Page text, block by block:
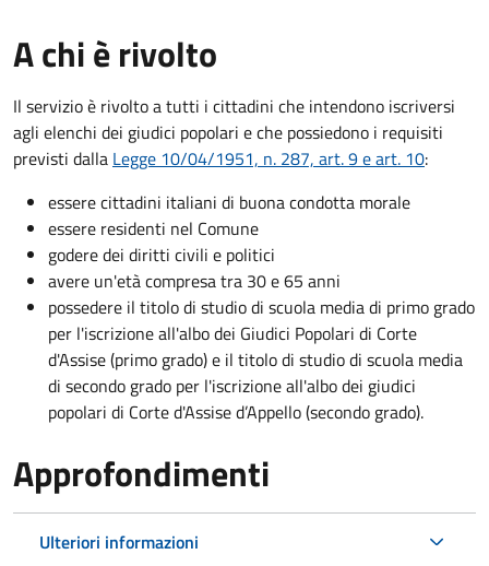
A chi è rivolto
Il servizio è rivolto a tutti i cittadini che intendono iscriversi
agli elenchi dei giudici popolari e che possiedono i requisiti
previsti dalla Legge 10/04/1951, n. 287, art. 9 e art. 10:
essere cittadini italiani di buona condotta morale
essere residenti nel Comune
godere dei diritti civili e politici
avere un'età compresa tra 30 e 65 anni
possedere il titolo di studio di scuola media di primo grado
per l'iscrizione all'albo dei Giudici Popolari di Corte
d'Assise (primo grado) e il titolo di studio di scuola media
di secondo grado per l'iscrizione all'albo dei giudici
popolari di Corte d'Assise d’Appello (secondo grado).
Approfondimenti
Ulteriori informazioni